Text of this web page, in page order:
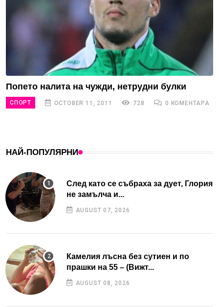
Попето налита на чужди, нетрудни булки
СПОРТ OCTOBER 11, 2011 728 0 КОМЕНТАРА
НАЙ-ПОПУЛЯРНИ
След като се събраха за дует, Глория
не замълча и...
AUGUST 07, 2026
Камелия лъсна без сутиен и по
прашки на 55 – (Вижт...
AUGUST 08, 2026